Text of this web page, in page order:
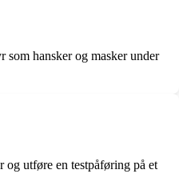
som hansker og masker under
og utføre en testpåføring på et